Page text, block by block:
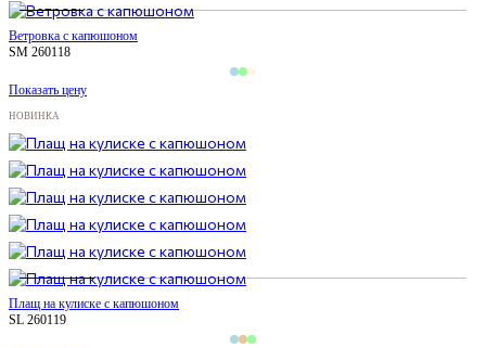
Ветровка с капюшоном
SM 260118
Показать цену
НОВИНКА
Плащ на кулиске с капюшоном
SL 260119